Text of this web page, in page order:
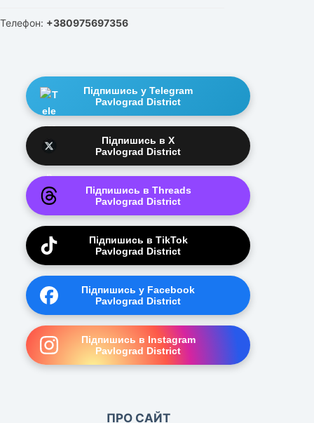
Телефон: +380975697356
Підпишись у Telegram
Pavlograd District
Підпишись в X
Pavlograd District
Підпишись в Threads
Pavlograd District
Підпишись в TikTok
Pavlograd District
Підпишись у Facebook
Pavlograd District
Підпишись в Instagram
Pavlograd District
ПРО САЙТ